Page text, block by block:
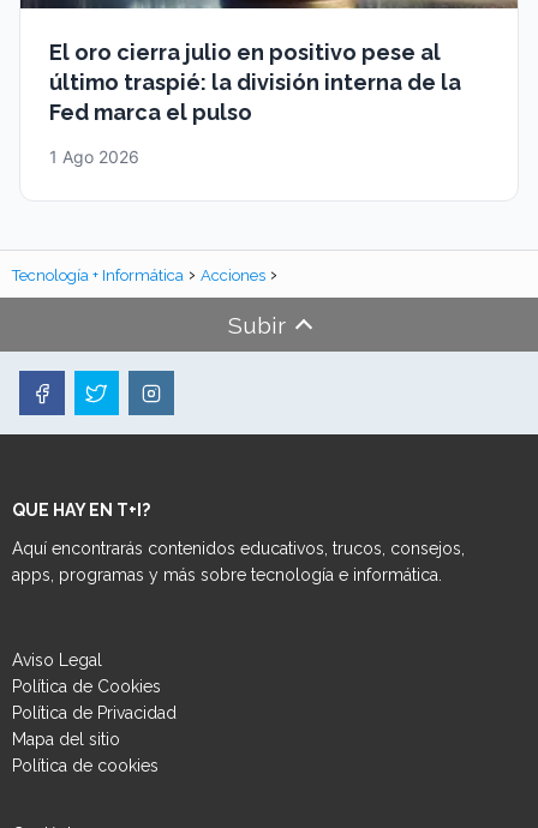
El oro cierra julio en positivo pese al
último traspié: la división interna de la
Fed marca el pulso
1 Ago 2026
Tecnología + Informática Acciones
Subir
QUE HAY EN T+I?
Aquí encontrarás contenidos educativos, trucos, consejos,
apps, programas y más sobre tecnología e informática.
Aviso Legal
Política de Cookies
Política de Privacidad
Mapa del sitio
Política de cookies